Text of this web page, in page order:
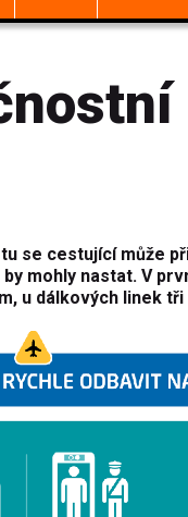
se cestující může
mohly nastat. V
u dálkových linek tři